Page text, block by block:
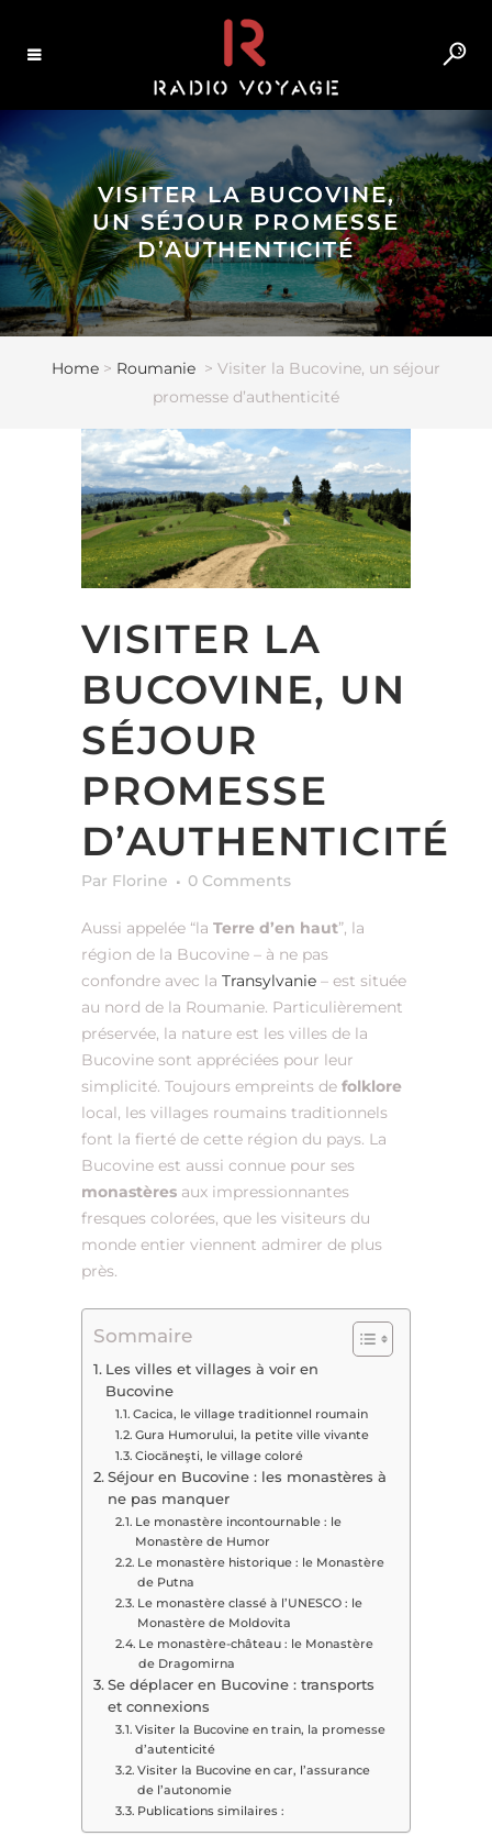
VISITER LA BUCOVINE,
UN SÉJOUR PROMESSE
D’AUTHENTICITÉ
Home > Roumanie > Visiter la Bucovine, un séjour
promesse d’authenticité
VISITER LA
BUCOVINE, UN
SÉJOUR
PROMESSE
D’AUTHENTICITÉ
Par Florine 0 Comments
Aussi appelée “la Terre d’en haut”, la
région de la Bucovine – à ne pas
confondre avec la Transylvanie – est située
au nord de la Roumanie. Particulièrement
préservée, la nature est les villes de la
Bucovine sont appréciées pour leur
simplicité. Toujours empreints de folklore
local, les villages roumains traditionnels
font la fierté de cette région du pays. La
Bucovine est aussi connue pour ses
monastères aux impressionnantes
fresques colorées, que les visiteurs du
monde entier viennent admirer de plus
près.
Sommaire
Les villes et villages à voir en
Bucovine
Cacica, le village traditionnel roumain
Gura Humorului, la petite ville vivante
Ciocăneşti, le village coloré
Séjour en Bucovine : les monastères à
ne pas manquer
Le monastère incontournable : le
Monastère de Humor
Le monastère historique : le Monastère
de Putna
Le monastère classé à l’UNESCO : le
Monastère de Moldovita
Le monastère-château : le Monastère
de Dragomirna
Se déplacer en Bucovine : transports
et connexions
Visiter la Bucovine en train, la promesse
d’autenticité
Visiter la Bucovine en car, l’assurance
de l’autonomie
Publications similaires :